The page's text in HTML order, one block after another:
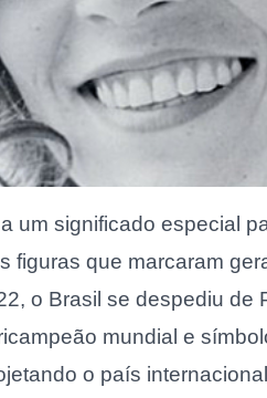
um significado especial
figuras que marcaram
o Brasil se despediu de
mundial e
o país